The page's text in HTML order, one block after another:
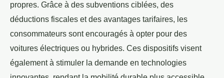
propres. Grâce à des subventions ciblées, des
déductions fiscales et des avantages tarifaires, les
consommateurs sont encouragés à opter pour des
voitures électriques ou hybrides. Ces dispositifs visent
également à stimuler la demande en technologies